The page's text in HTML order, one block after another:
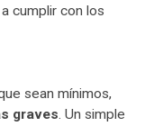
cumplir con los
sean mínimos,
graves. Un simple